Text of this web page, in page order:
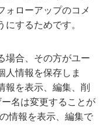
ォローアップのコメ
するためです。
場合、その方がユー
人情報を保存しま
報を表示、編集、削
名は変更することが
情報を表示、編集で